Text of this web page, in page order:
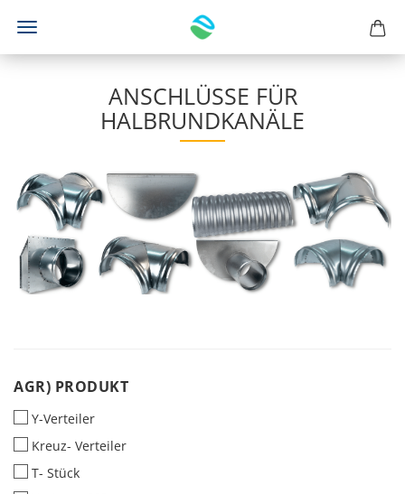
ANSCHLÜSSE FÜR
HALBRUNDKANÄLE
AGR)
AGR) PRODUKT
Y-Verteiler
Kreuz- Verteiler
T- Stück